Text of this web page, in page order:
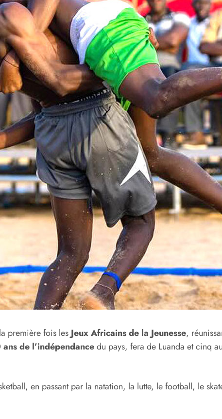
première fois les Jeux Africains de la Jeunesse,
de l’indépendancedu pays, fera de Luanda et cinq
en passant par la natation, la lutte, le football, le